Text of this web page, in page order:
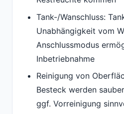
Tank-/Wanschluss:
Unabhängigkeit vom
Anschlussmodus
Inbetriebnahme
Reinigung von
Besteck werden
ggf. Vorreinigung